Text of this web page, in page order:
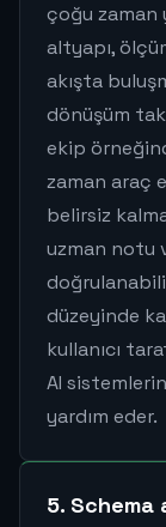
çoğu zaman
altyapı,
akışta
dönüşüm
ekip
zaman araç
belirsiz
uzman notu
düzeyinde
kullanıcı
AI
yardım eder.
5. Schema